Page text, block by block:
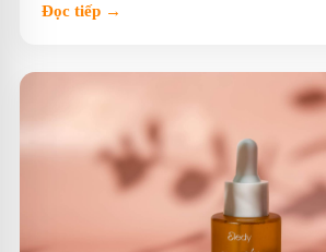
Đọc tiếp →